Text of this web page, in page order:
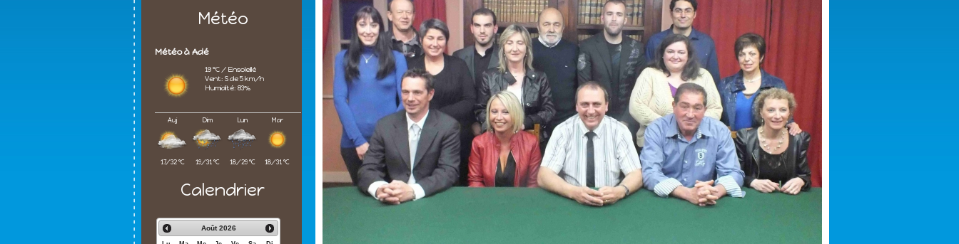
Météo
Météo à Adé
19 °C / Ensoleillé
Vent: S de 5 km/h
Humidité: 83%
Auj
17/32 °C
Dim
19/31 °C
Lun
18/29 °C
Mar
18/31 °C
Calendrier
Août 2026